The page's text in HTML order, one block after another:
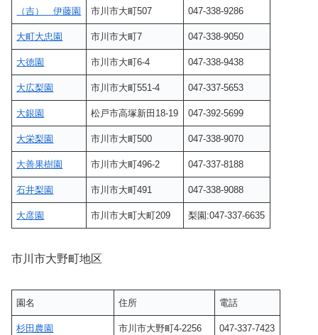
（吉） 伊藤園 市川市大町507 047-338-9286
大町大忠園 市川市大町7 047-338-9050
大徳園 市川市大町6-4 047-338-9438
大広梨園 市川市大町551-4 047-337-5653
大銀園 松戸市高塚新田18-19 047-392-5699
大栄梨園 市川市大町500 047-338-9070
大善果樹園 市川市大町496-2 047-337-8188
石井梨園 市川市大町491 047-338-9088
大彦園 市川市大町大町209 梨園:047-337-6635
市川市大野町地区
園名 住所 電話
杉田農園 市川市大野町4-2256 047-337-7423